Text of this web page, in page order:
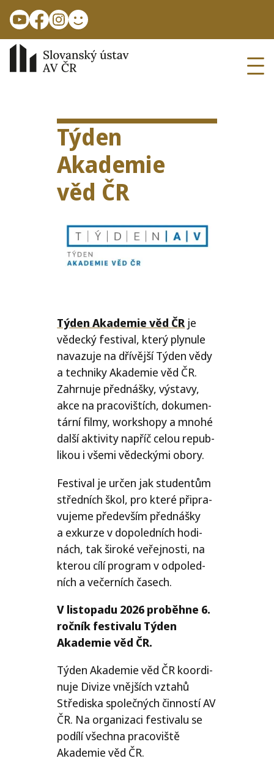
Týden
Akademie
věd ČR
Týden Akademie věd ČRje
vědec­ký fes­ti­val, kte­rý ply­nu­le
nava­zu­je na dří­věj­ší Týden vědy
a tech­ni­ky Akademie věd ČR.
Zahrnuje před­náš­ky, výsta­vy,
akce na pra­co­viš­tích, doku­men­
tár­ní fil­my, worksho­py a mno­hé
dal­ší akti­vi­ty napříč celou repub­
li­kou i vše­mi vědec­ký­mi obory.
Festival je určen jak stu­den­tům
střed­ních škol, pro kte­ré při­pra­
vu­je­me pře­de­vším před­náš­ky
a exkur­ze v dopo­led­ních hodi­
nách, tak širo­ké veřej­nos­ti, na
kte­rou cílí pro­gram v odpo­led­
ních a večer­ních časech.
V lis­to­pa­du 2026 pro­běh­ne 6.
roč­ník fes­ti­va­lu Týden
Akademie věd ČR.
Týden Akademie věd ČR koor­di­
nu­je Divize vněj­ších vzta­hů
Střediska spo­leč­ných čin­nos­tíAV
ČR. Na orga­ni­za­ci fes­ti­va­lu se
podí­lí všech­na pra­co­viš­tě
Akademie věd ČR.